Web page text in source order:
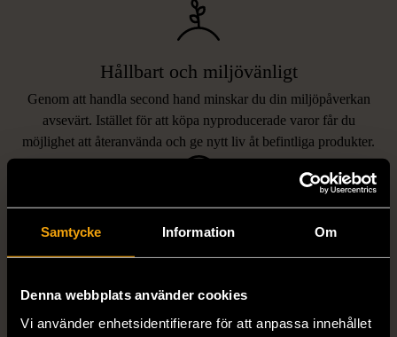
Samtycke Information Om
Denna webbplats använder cookies
Vi använder enhetsidentifierare för att anpassa innehållet
Hållbart och miljövänligt
Genom att handla second hand minskar du din miljöpåverkan
avsevärt. Istället för att köpa nyproducerade varor får du
möjlighet att återanvända och ge nytt liv åt befintliga produkter.
Unika och prisvärda fynd
Vi erbjuder ett brett utbud av varor, allt från kläder och möbler
unika och originella föremål som inte finns i vanliga butiker.
Hitta produkter som påminner om denna